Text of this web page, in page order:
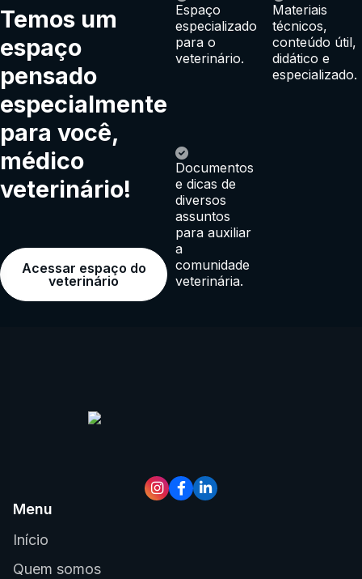
Temos um
espaço
pensado
especialmente
para você,
médico
veterinário!
Acessar espaço do
veterinário
Espaço
especializado
para o
veterinário.
Materiais
técnicos,
conteúdo útil,
didático e
especializado.
Documentos
e dicas de
diversos
assuntos
para auxiliar
a
comunidade
veterinária.
Menu
Início
Quem somos